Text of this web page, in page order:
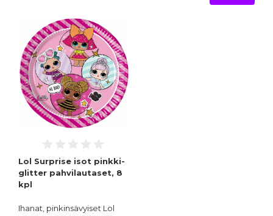
Lol Surprise isot pinkki-
glitter pahvilautaset, 8
kpl
Ihanat, pinkinsävyiset Lol